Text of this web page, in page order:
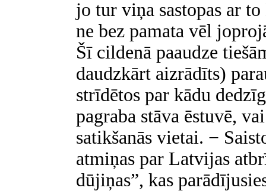
jo tur viņa sastopas ar
ne bez pamata vēl
Šī cildenā paaudze
daudzkārt aizrādīts)
strīdētos par kādu
pagraba stāva ēstuvē,
satikšanās vietai. −
atmiņas par Latvijas
dūjiņas”, kas